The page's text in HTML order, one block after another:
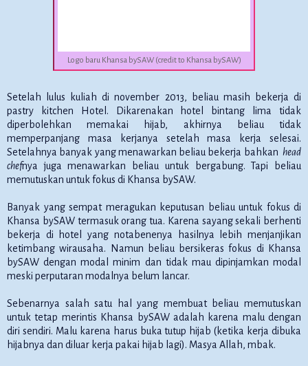
Logo baru Khansa bySAW (credit to Khansa bySAW)
Setelah lulus kuliah di november 2013, beliau masih bekerja di
pastry kitchen Hotel. Dikarenakan hotel bintang lima tidak
diperbolehkan memakai hijab, akhirnya beliau tidak
memperpanjang masa kerjanya setelah masa kerja selesai.
Setelahnya banyak yang menawarkan beliau bekerja bahkan head
chefnya juga menawarkan beliau untuk bergabung. Tapi beliau
memutuskan untuk fokus di Khansa bySAW.
Banyak yang sempat meragukan keputusan beliau untuk fokus di
Khansa bySAW termasuk orang tua. Karena sayang sekali berhenti
bekerja di hotel yang notabenenya hasilnya lebih menjanjikan
ketimbang wirausaha. Namun beliau bersikeras fokus di Khansa
bySAW dengan modal minim dan tidak mau dipinjamkan modal
meski perputaran modalnya belum lancar.
Sebenarnya salah satu hal yang membuat beliau memutuskan
untuk tetap merintis Khansa bySAW adalah karena malu dengan
diri sendiri. Malu karena harus buka tutup hijab (ketika kerja dibuka
hijabnya dan diluar kerja pakai hijab lagi). Masya Allah, mbak.